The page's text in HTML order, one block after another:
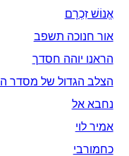
אֱנוֹשׁ זִכְרָם
אור חנוכה תשפב
הראנו יוהה חסדך
הצלב הגדול של מסדר השמש
נחבא אל
אמיר לוי
כחמורבי